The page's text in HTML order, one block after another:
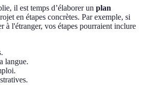
il est temps d’élaborer un plan
en étapes concrètes. Par exemple, si
à l'étranger, vos étapes pourraient inclure
langue.